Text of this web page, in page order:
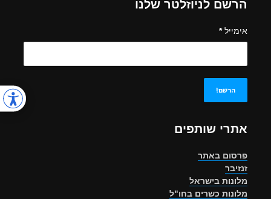
הרשם לניוזלטר שלנו
אימייל*
אתרי שותפים
פרסום באתר
זנזיבר
מלונות בישראל
מלונות כשרים בחו"ל